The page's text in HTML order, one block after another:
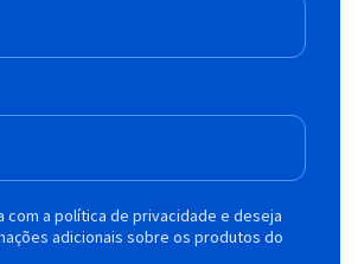
com a política de privacidade e deseja
adicionais sobre os produtos do